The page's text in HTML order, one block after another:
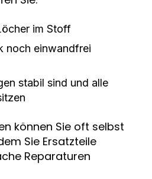
im Stoff
noch einwandfrei
stabil sind und alle
können Sie oft selbst
Sie Ersatzteile
Reparaturen